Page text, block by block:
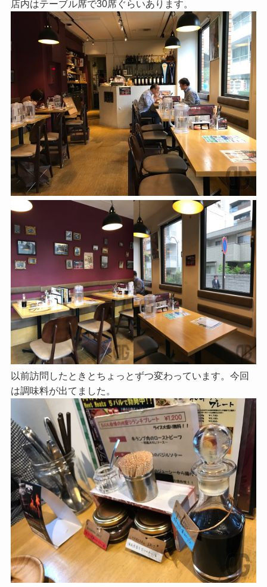
店内はテーブル席で30席ぐらいあります。
以前訪問したときとちょっとずつ変わっています。今回
は調味料が出てました。